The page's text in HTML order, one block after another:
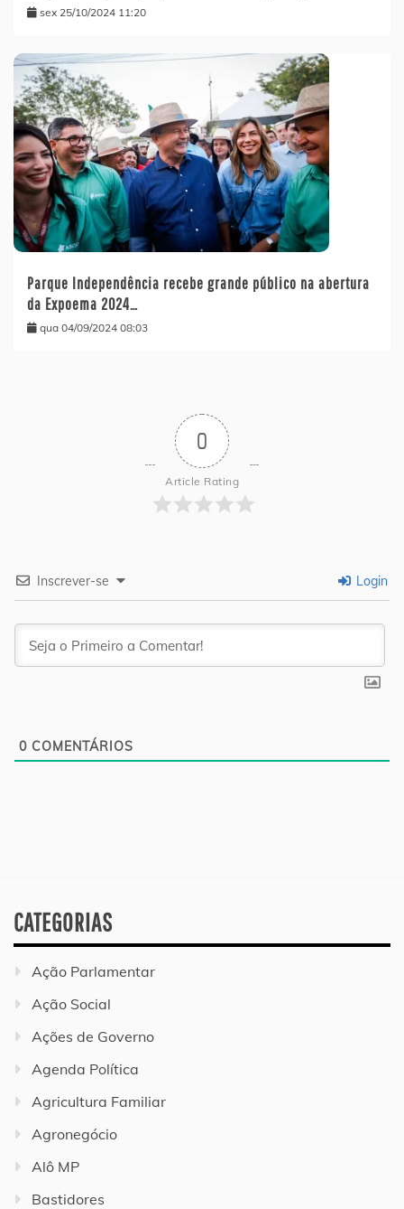
sex 25/10/2024 11:20
Parque Independência recebe grande público na abertura
da Expoema 2024…
qua 04/09/2024 08:03
0
Article Rating
Inscrever-se Login
0 COMENTÁRIOS
CATEGORIAS
Ação Parlamentar
Ação Social
Ações de Governo
Agenda Política
Agricultura Familiar
Agronegócio
Alô MP
Bastidores